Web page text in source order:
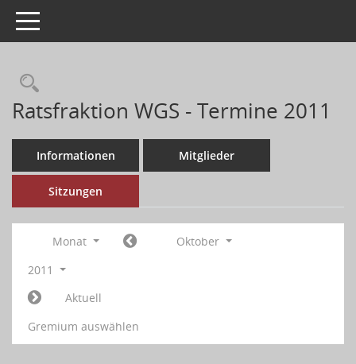
Toggle navigation
Ratsfraktion WGS - Termine 2011
Informationen Mitglieder
Sitzungen
Monat
Oktober
2011
Aktuell
Gremium auswählen